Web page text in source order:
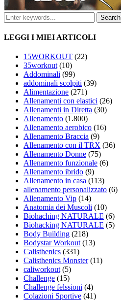
LEGGI I MIEI ARTICOLI
15WORKOUT (22)
35workout (10)
Addominali (99)
addominali scolpiti (39)
Alimentazione (271)
Allenamenti con elastici (26)
Allenamenti in Diretta (30)
Allenamento (1.800)
Allenamento aerobico (16)
Allenamento Braccia (9)
Allenamento con il TRX (36)
Allenamento Donne (75)
Allenamento funzionale (6)
Allenamento ibrido (9)
Allenamento in casa (113)
allenamento personalizzato (6)
Allenamento Vip (14)
Anatomia dei Muscoli (10)
Biohaching NATURALE (6)
Biohacking NATURALE (5)
Body Building (218)
Bodystar Workout (13)
Calisthenics (331)
Calisthenics Monster(11)
caliworkout (5)
Challenge (15)
Challenge felssioni (4)
Colazioni Sportive (41)